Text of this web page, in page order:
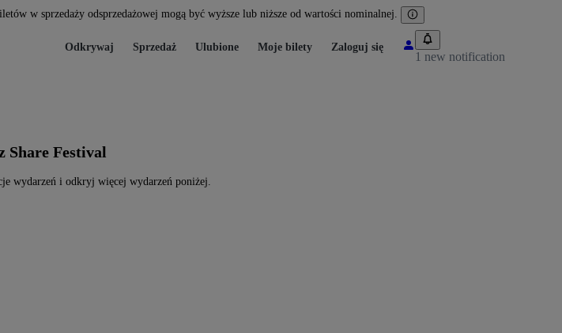
w sprzedaży odsprzedażowej mogą być wyższe lub niższe od wartości nominalnej.
Odkrywaj Sprzedaż Ulubione Moje bilety Zaloguj się
1 new notification
Share Festival
wydarzeń i odkryj więcej wydarzeń poniżej.